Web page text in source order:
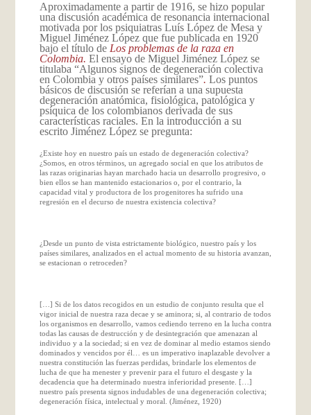
Aproximadamente a partir de 1916, se hizo popular
una discusión académica de resonancia internacional
motivada por los psiquiatras Luís López de Mesa y
Miguel Jiménez López que fue publicada en 1920
bajo el título de Los problemas de la raza en
Colombia. El ensayo de Miguel Jiménez López se
titulaba “Algunos signos de degeneración colectiva
en Colombia y otros países similares”. Los puntos
básicos de discusión se referían a una supuesta
degeneración anatómica, fisiológica, patológica y
psíquica de los colombianos derivada de sus
características raciales. En la introducción a su
escrito Jiménez López se pregunta:
¿Existe hoy en nuestro país un estado de degeneración colectiva?
¿Somos, en otros términos, un agregado social en que los atributos de
las razas originarias hayan marchado hacia un desarrollo progresivo, o
bien ellos se han mantenido estacionarios o, por el contrario, la
capacidad vital y productora de los progenitores ha sufrido una
regresión en el decurso de nuestra existencia colectiva?
¿Desde un punto de vista estrictamente biológico, nuestro país y los
países similares, analizados en el actual momento de su historia avanzan,
se estacionan o retroceden?
[…] Si de los datos recogidos en un estudio de conjunto resulta que el
vigor inicial de nuestra raza decae y se aminora; si, al contrario de todos
los organismos en desarrollo, vamos cediendo terreno en la lucha contra
todas las causas de destrucción y de desintegración que amenazan al
individuo y a la sociedad; si en vez de dominar al medio estamos siendo
dominados y vencidos por él… es un imperativo inaplazable devolver a
nuestra constitución las fuerzas perdidas, brindarle los elementos de
lucha de que ha menester y prevenir para el futuro el desgaste y la
decadencia que ha determinado nuestra inferioridad presente. […]
nuestro país presenta signos indudables de una degeneración colectiva;
degeneración física, intelectual y moral. (Jiménez, 1920)